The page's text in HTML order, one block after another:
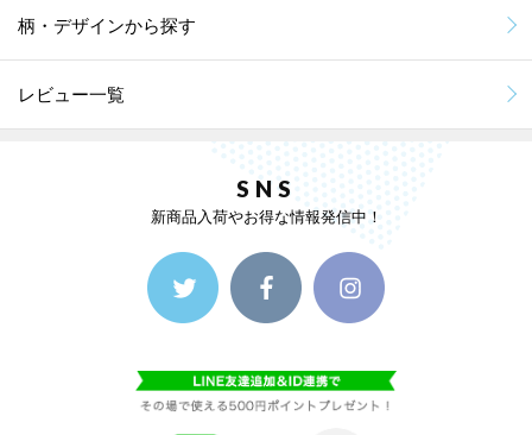
柄・デザインから探す
レビュー一覧
SNS
新商品入荷やお得な情報発信中！